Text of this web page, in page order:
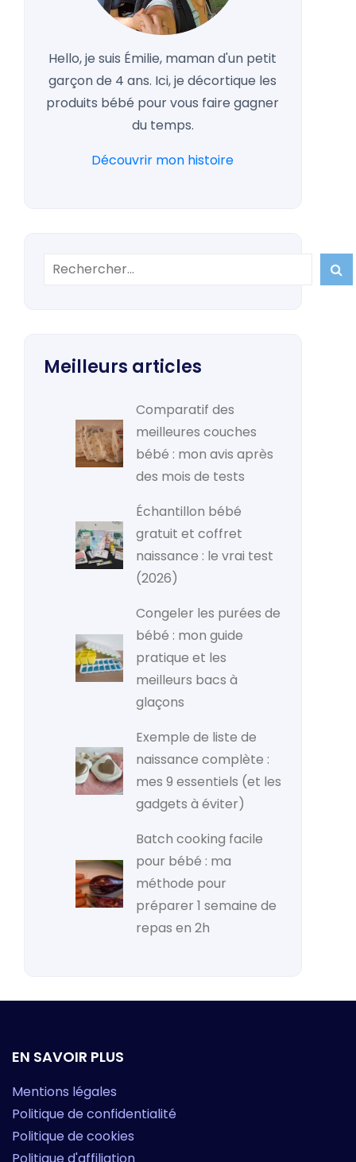
Hello, je suis Émilie, maman d'un petit
garçon de 4 ans. Ici, je décortique les
produits bébé pour vous faire gagner
du temps.
Découvrir mon histoire

Meilleurs articles
Comparatif des
meilleures couches
bébé : mon avis après
des mois de tests
Échantillon bébé
gratuit et coffret
naissance : le vrai test
(2026)
Congeler les purées de
bébé : mon guide
pratique et les
meilleurs bacs à
glaçons
Exemple de liste de
naissance complète :
mes 9 essentiels (et les
gadgets à éviter)
Batch cooking facile
pour bébé : ma
méthode pour
préparer 1 semaine de
repas en 2h
EN SAVOIR PLUS
Mentions légales
Politique de confidentialité
Politique de cookies